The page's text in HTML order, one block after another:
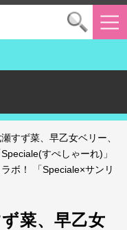
すず菜、早乙女ベリー、
すぺしゃーれ)」
ボ！ 「Speciale×サンリ
菜、早乙女